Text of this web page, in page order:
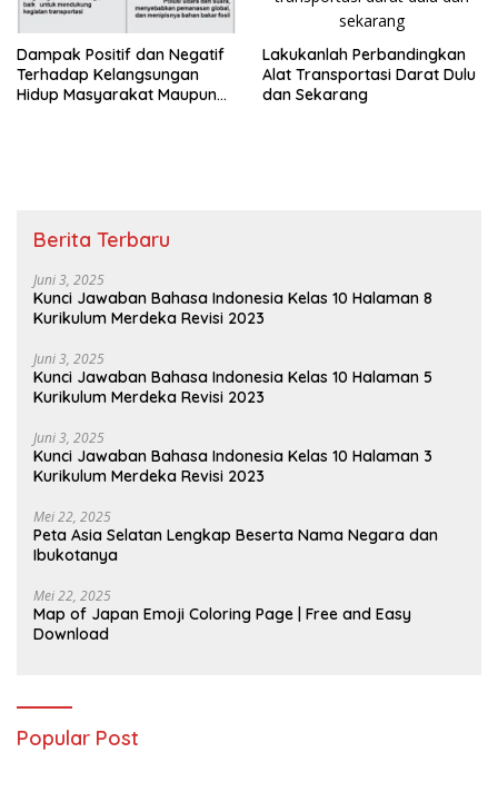
Dampak Positif dan Negatif
Terhadap Kelangsungan
Hidup Masyarakat Maupun
Lakukanlah Perbandingkan
Alat Transportasi Darat Dulu
dan Sekarang
Berita Terbaru
Juni 3, 2025
Kunci Jawaban Bahasa Indonesia Kelas 10 Halaman 8
Kurikulum Merdeka Revisi 2023
Juni 3, 2025
Kunci Jawaban Bahasa Indonesia Kelas 10 Halaman 5
Kurikulum Merdeka Revisi 2023
Juni 3, 2025
Kunci Jawaban Bahasa Indonesia Kelas 10 Halaman 3
Kurikulum Merdeka Revisi 2023
Mei 22, 2025
Peta Asia Selatan Lengkap Beserta Nama Negara dan
Ibukotanya
Mei 22, 2025
Map of Japan Emoji Coloring Page | Free and Easy
Download
Popular Post